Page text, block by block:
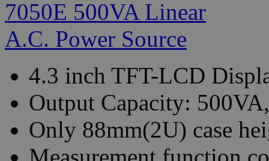
4.3 inch TFT-LCD
Output Capacity:
Only 88mm(2U) case